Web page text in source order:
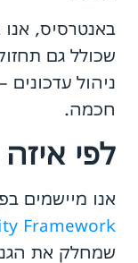
באנטרסיס, אנו
שכולל גם
ניהול
חכמה.
לפי
אנו מיישמים
Framework
שמחלק את